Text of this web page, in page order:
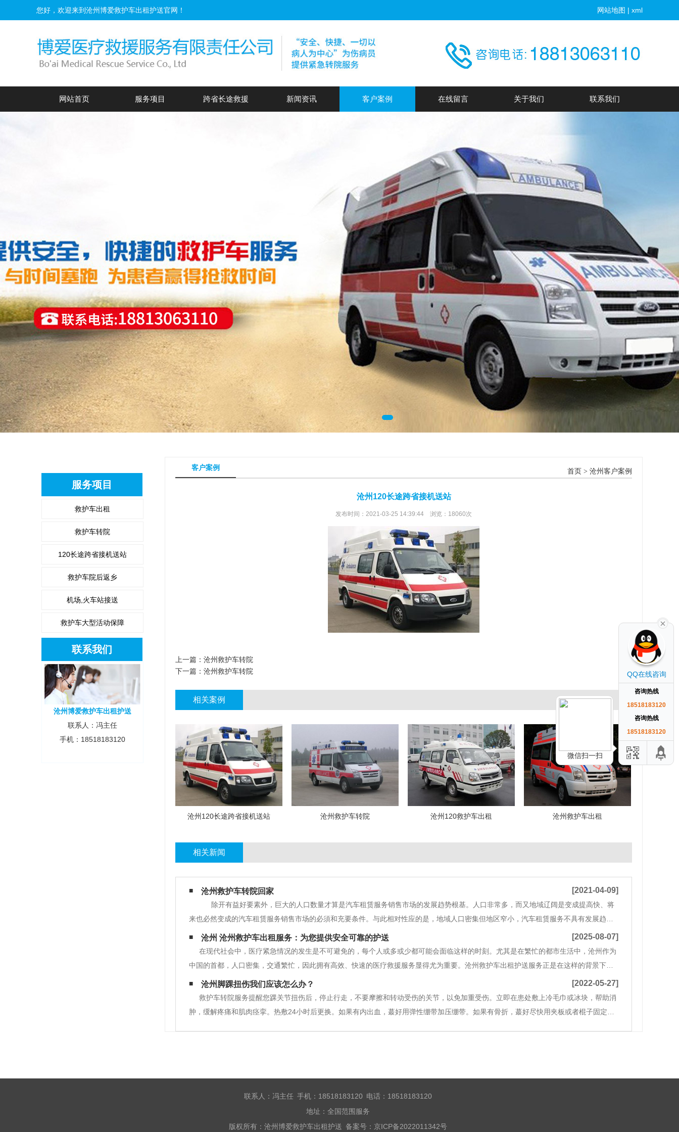
您好，欢迎来到沧州博爱救护车出租护送官网！ 网站地图 | xml
网站首页 服务项目 跨省长途救援 新闻资讯 客户案例 在线留言 关于我们 联系我们
服务项目
救护车出租
救护车转院
120长途跨省接机送站
救护车院后返乡
机场,火车站接送
救护车大型活动保障
联系我们
沧州博爱救护车出租护送
联系人：冯主任
手机：18518183120
客户案例 首页 > 沧州客户案例
沧州120长途跨省接机送站
发布时间：2021-03-25 14:39:44 浏览：18060次
上一篇： 沧州救护车转院
下一篇： 沧州救护车转院
相关案例
沧州120长途跨省接机送站 沧州救护车转院 沧州120救护车出租 沧州救护车出租
相关新闻
沧州​救护车转院回家 [2021-04-09]
除开有益好要素外，巨大的人口数量才算是汽车租赁服务销售市场的发展趋势根基。人口非常多，而又地域辽阔是变成提高快、将
来也必然变成的汽车租赁服务销售市场的必須和充要条件。与此相对性应的是，地域人口密集但地区窄小，汽车租赁服务不具有发展趋势
室内空间；而澳大利亚人烟希少，汽车租赁服务一样沒有要求。假如的汽车销售量做到美丽的水准，可能是哪些的结果呢。现阶段人口数
量约
沧州 沧州救护车出租服务：为您提供安全可靠的护送 [2025-08-07]
在现代社会中，医疗紧急情况的发生是不可避免的，每个人或多或少都可能会面临这样的时刻。尤其是在繁忙的都市生活中，沧州作为
中国的首都，人口密集，交通繁忙，因此拥有高效、快速的医疗救援服务显得尤为重要。沧州救护车出租护送服务正是在这样的背景下应
运而生。这项服务不仅旨在为需要紧急医疗服务的人提供一条生命线，同时也为那些需要转院或特殊护理的患者提供便捷的解决方
案。 一、救护车出租的必要性在沧州，交
沧州脚踝扭伤我们应该怎么办？ [2022-05-27]
救护车转院服务提醒您踝关节扭伤后，停止行走，不要摩擦和转动受伤的关节，以免加重受伤。立即在患处敷上冷毛巾或冰块，帮助消
肿，缓解疼痛和肌肉痉挛。热敷24小时后更换。如果有内出血，蕞好用弹性绷带加压绷带。如果有骨折，蕞好尽快用夹板或者棍子固定伤
联系人：冯主任 手机：18518183120 电话：18518183120
地址：全国范围服务
版权所有：沧州博爱救护车出租护送 备案号： 京ICP备2022011342号
QQ在线咨询
咨询热线
18518183120
咨询热线
18518183120
微信扫一扫